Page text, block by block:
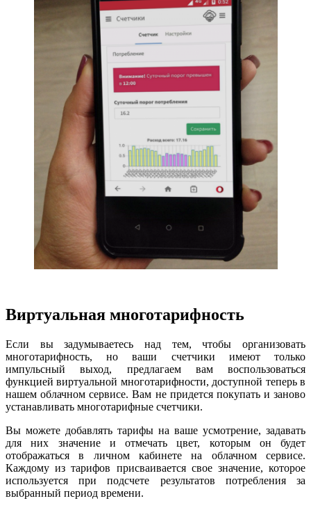
Виртуальная многотарифность
Если вы задумываетесь над тем, чтобы организовать
многотарифность, но ваши счетчики имеют только
импульсный выход, предлагаем вам воспользоваться
функцией виртуальной многотарифности, доступной теперь в
нашем облачном сервисе. Вам не придется покупать и заново
устанавливать многотарифные счетчики.
Вы можете добавлять тарифы на ваше усмотрение, задавать
для них значение и отмечать цвет, которым он будет
отображаться в личном кабинете на облачном сервисе.
Каждому из тарифов присваивается свое значение, которое
используется при подсчете результатов потребления за
выбранный период времени.